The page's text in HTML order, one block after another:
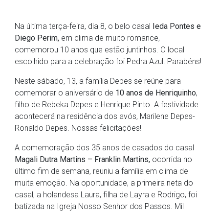
Na última terça-feira, dia 8, o belo casal
Ieda Pontes e
Diego Perim, em clima de muito romance,
comemorou 10 anos que estão juntinhos. O local
escolhido para a celebração foi Pedra Azul. Parabéns!
Neste sábado, 13, a família Depes se reúne para
comemorar o aniversário de 10 anos de Henriquinho,
filho de Rebeka Depes e Henrique Pinto. A festividade
acontecerá na residência dos avós, Marilene Depes-
Ronaldo Depes. Nossas felicitações!
A comemoração dos 35 anos de casados do casal
Magali Dutra Martins – Franklin Martins, ocorrida no
último fim de semana, reuniu a família em clima de
muita emoção. Na oportunidade, a primeira neta do
casal, a holandesa Laura, filha de Layra e Rodrigo, foi
batizada na Igreja Nosso Senhor dos Passos. Mil